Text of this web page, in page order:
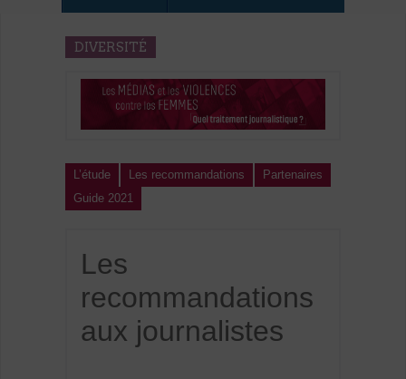
DIVERSITÉ
L’étude Les recommandations
Partenaires
Guide 2021
Les
recommandations
aux journalistes